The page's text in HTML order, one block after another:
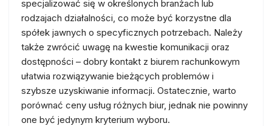
specjalizować się w określonych branżach lub
rodzajach działalności, co może być korzystne dla
spółek jawnych o specyficznych potrzebach. Należy
także zwrócić uwagę na kwestie komunikacji oraz
dostępności – dobry kontakt z biurem rachunkowym
ułatwia rozwiązywanie bieżących problemów i
szybsze uzyskiwanie informacji. Ostatecznie, warto
porównać ceny usług różnych biur, jednak nie powinny
one być jedynym kryterium wyboru.